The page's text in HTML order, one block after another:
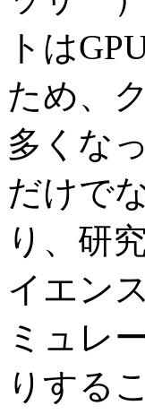
トは
ため、
多くな
だけで
り、研
イエン
ミュレ
りする